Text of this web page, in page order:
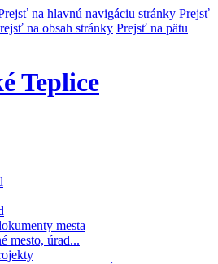
na hlavnú navigáciu stránky Prejsť
na obsah stránky Prejsť na pätu
Teplice
mesta
mesto, úrad...